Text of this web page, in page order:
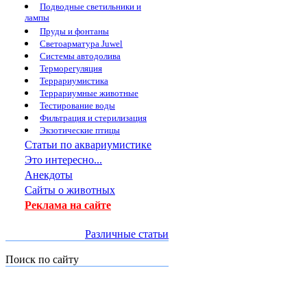
Подводные светильники и
лампы
Пруды и фонтаны
Светоарматура Juwel
Системы автодолива
Терморегуляция
Террариумистика
Террариумные животные
Тестирование воды
Фильтрация и стерилизация
Экзотические птицы
Статьи по аквариумистике
Это интересно...
Анекдоты
Сайты о животных
Реклама на сайте
Различные статьи
Поиск по сайту